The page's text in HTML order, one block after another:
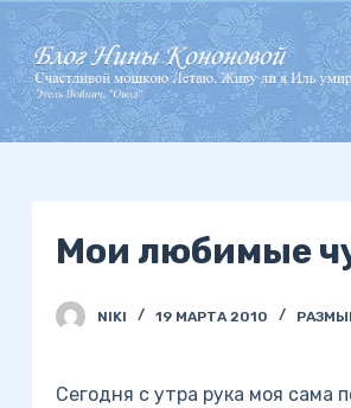
П
е
р
е
й
Мои любимые
NIKI 19 МАРТА 2010
Сегодня с утра рука моя сама